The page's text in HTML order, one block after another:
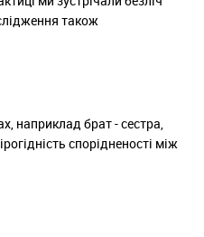
також
наприклад брат - сестра,
спорідненості між